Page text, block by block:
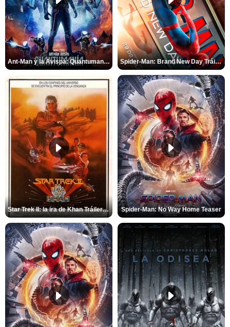
Ant-Man y la Avispa: Quantumanía Tráiler (2) Spider-Man: Brand New Day Tráiler (3)
Star Trek II: la ira de Khan Tráiler VO Spider-Man: No Way Home Teaser